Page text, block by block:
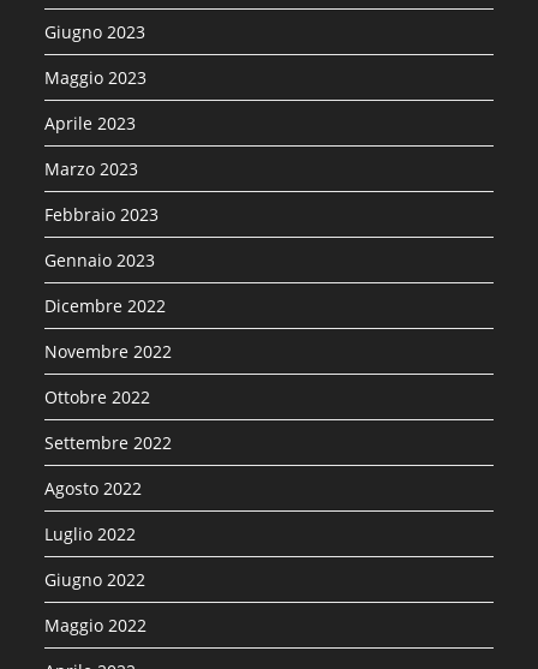
Giugno 2023
Maggio 2023
Aprile 2023
Marzo 2023
Febbraio 2023
Gennaio 2023
Dicembre 2022
Novembre 2022
Ottobre 2022
Settembre 2022
Agosto 2022
Luglio 2022
Giugno 2022
Maggio 2022